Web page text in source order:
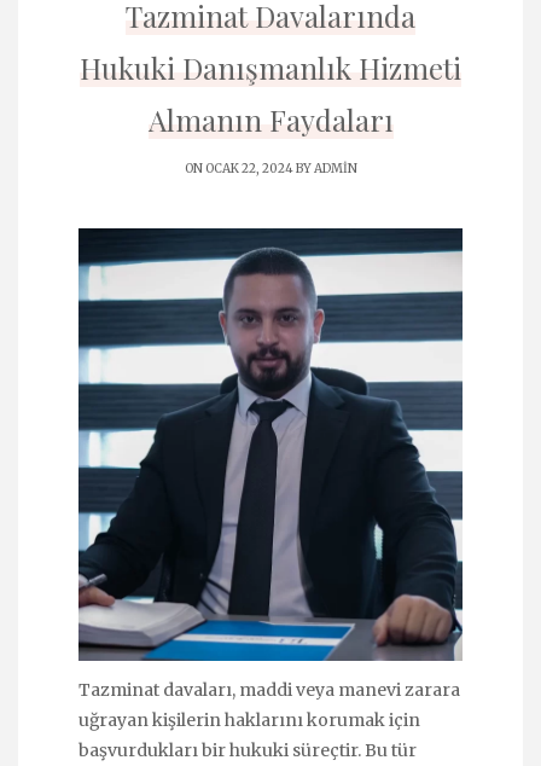
Tazminat Davalarında
Hukuki Danışmanlık Hizmeti
Almanın Faydaları
ON OCAK 22, 2024 BYADMIN
Tazminat davaları, maddi veya manevi zarara
uğrayan kişilerin haklarını korumak için
başvurdukları bir hukuki süreçtir. Bu tür